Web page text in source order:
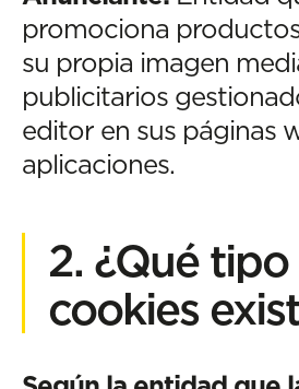
promociona
su propia imagen
publicitarios
editor en sus páginas
aplicaciones.
2. ¿Qué
cookies